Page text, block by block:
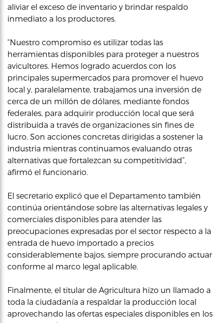
aliviar el exceso de inventario y brindar respaldo
inmediato a los productores.
“Nuestro compromiso es utilizar todas las
herramientas disponibles para proteger a nuestros
avicultores. Hemos logrado acuerdos con los
principales supermercados para promover el huevo
local y, paralelamente, trabajamos una inversión de
cerca de un millón de dólares, mediante fondos
federales, para adquirir producción local que será
distribuida a través de organizaciones sin fines de
lucro. Son acciones concretas dirigidas a sostener la
industria mientras continuamos evaluando otras
alternativas que fortalezcan su competitividad”,
afirmó el funcionario.
El secretario explicó que el Departamento también
continúa orientándose sobre las alternativas legales y
comerciales disponibles para atender las
preocupaciones expresadas por el sector respecto a la
entrada de huevo importado a precios
considerablemente bajos, siempre procurando actuar
conforme al marco legal aplicable.
Finalmente, el titular de Agricultura hizo un llamado a
toda la ciudadanía a respaldar la producción local
aprovechando las ofertas especiales disponibles en los